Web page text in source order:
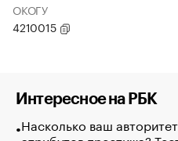
ОКОГУ
4210015
Интересное на РБК
Насколько ваш